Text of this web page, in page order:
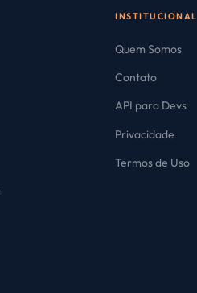
INSTITUCIONAL
Quem Somos
Contato
API para Devs
Privacidade
Termos de Uso